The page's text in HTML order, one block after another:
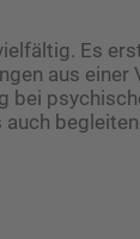
Es
aus einer